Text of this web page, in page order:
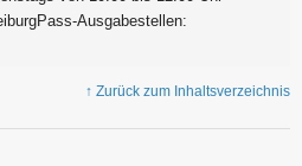
Ausgabestellen:
↑ Zurück zum Inhaltsverzeichnis